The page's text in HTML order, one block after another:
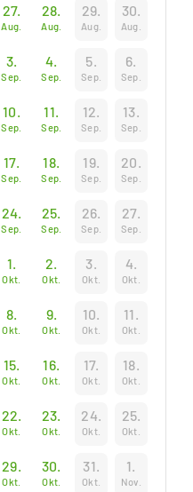
27.
Aug.
28.
Aug.
29.
Aug.
30.
Aug.
3.
Sep.
4.
Sep.
5.
Sep.
6.
Sep.
10.
Sep.
11.
Sep.
12.
Sep.
13.
Sep.
17.
Sep.
18.
Sep.
19.
Sep.
20.
Sep.
24.
Sep.
25.
Sep.
26.
Sep.
27.
Sep.
1.
Okt.
2.
Okt.
3.
Okt.
4.
Okt.
8.
Okt.
9.
Okt.
10.
Okt.
11.
Okt.
15.
Okt.
16.
Okt.
17.
Okt.
18.
Okt.
22.
Okt.
23.
Okt.
24.
Okt.
25.
Okt.
29.
Okt.
30.
Okt.
31.
Okt.
1.
Nov.